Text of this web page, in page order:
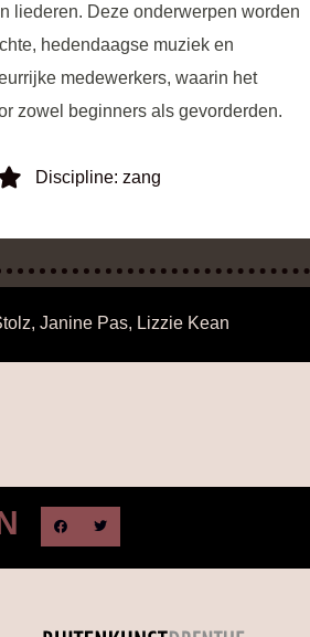
liederen. Deze onderwerpen worden
hedendaagse muziek en
medewerkers, waarin het
zowel beginners als gevorderden.
Discipline: zang
, Janine Pas, Lizzie Kean